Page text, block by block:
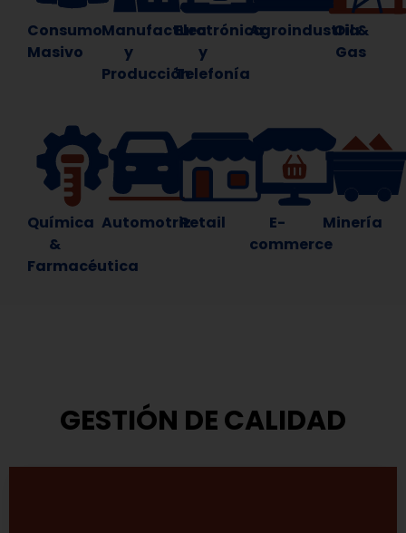
Consumo
Masivo
Manufactura
y
Producción
Electrónica
y
Telefonía
Agroindustria
Oil &
Gas
Química
&
Farmacéutica
AutomotrizRetail
E-
commerce
Minería
GESTIÓN DE CALIDAD